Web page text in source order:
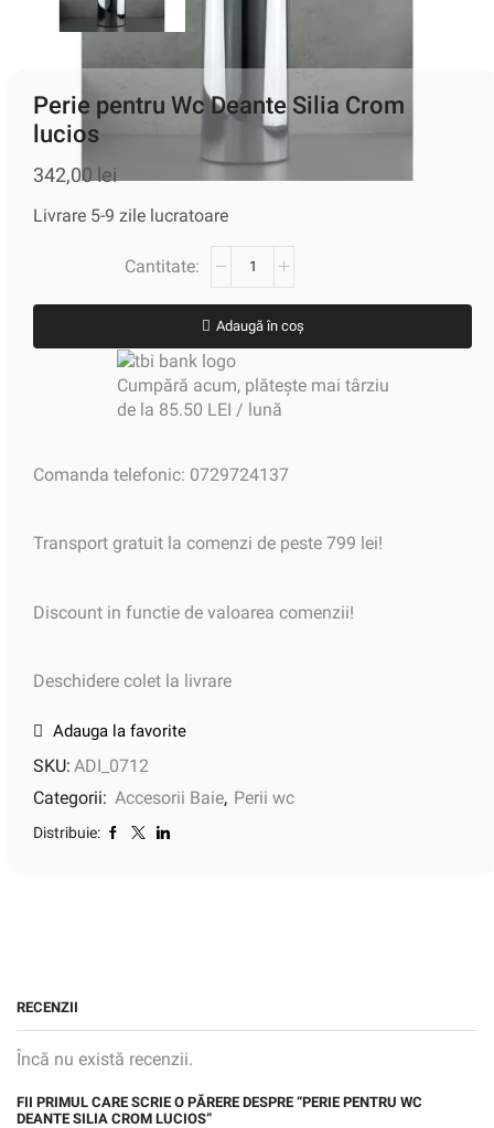
Perie pentru Wc Deante Silia Crom
lucios
342,00 lei
Livrare 5-9 zile lucratoare
Adaugă în coș
Cumpără acum, plătește mai târziu
de la 85.50 LEI / lună
Comanda telefonic: 0729724137
Transport gratuit la comenzi de peste 799 lei!
Discount in functie de valoarea comenzii!
Deschidere colet la livrare
Adauga la favorite
SKU: ADI_0712
Categorii: Accesorii Baie, Perii wc
Distribuie:
RECENZII
Încă nu există recenzii.
FII PRIMUL CARE SCRIE O PĂRERE DESPRE “PERIE PENTRU WC
DEANTE SILIA CROM LUCIOS”